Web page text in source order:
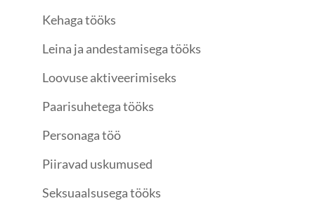
Kehaga tööks
Leina ja andestamisega tööks
Loovuse aktiveerimiseks
Paarisuhetega tööks
Personaga töö
Piiravad uskumused
Seksuaalsusega tööks